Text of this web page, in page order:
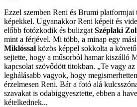
Ezzel szemben Reni és Brumi platformjai
képekkel. Ugyanakkor Reni képeit és
előbb fotózkodik és bulizgat Széplaki
mint a férjével. Mi több, a minap egy
Miklóssal közös képpel sokkolta a
sejtette, hogy a műsorból hamar kiszálló
kapcsolat szövődött titokban. „Te vagy
leghálásabb vagyok, hogy
érzelmesen Reni. Bár a fotó alá
szavakat is odabiggyesztette, ebben a
kételkednek...